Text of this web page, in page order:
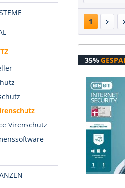
Virenschutz
1
35%